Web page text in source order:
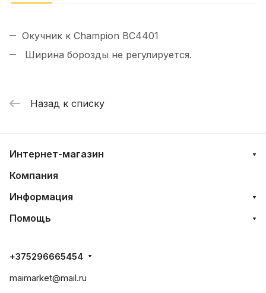
Окучник к Champion BC4401
Ширина борозды не регулируется.
Назад к списку
Интернет-магазин
Компания
Информация
Помощь
+375296665454
maimarket@mail.ru